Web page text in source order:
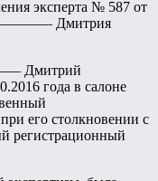
эксперта № 587 от
Дмитрия
Дмитрий
года в салоне
его столкновении с
регистрационный